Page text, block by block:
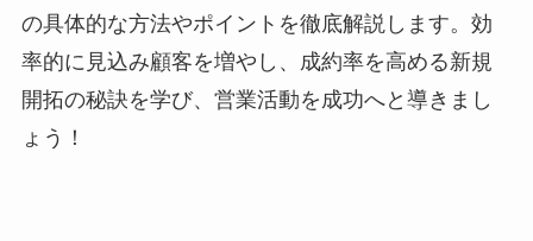
の具体的な方法やポイントを徹底解説します。効
率的に見込み顧客を増やし、成約率を高める新規
開拓の秘訣を学び、営業活動を成功へと導きまし
ょう！